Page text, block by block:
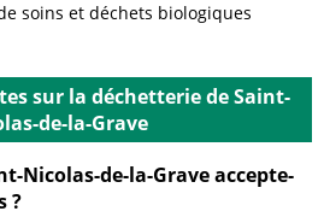
soins et déchets biologiques
sur la déchetterie de Saint-
de-la-Grave
Nicolas-de-la-Grave accepte-
?